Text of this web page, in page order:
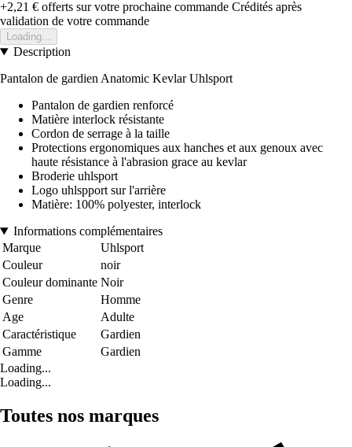
+2,21 € offerts sur votre prochaine commande Crédités après
validation de votre commande
Loading...
Description
Pantalon de gardien Anatomic Kevlar Uhlsport
Pantalon de gardien renforcé
Matière interlock résistante
Cordon de serrage à la taille
Protections ergonomiques aux hanches et aux genoux avec
haute résistance à l'abrasion grace au kevlar
Broderie uhlsport
Logo uhlspport sur l'arrière
Matière: 100% polyester, interlock
Informations complémentaires
Marque
Uhlsport
Couleur
noir
Couleur dominante Noir
Genre
Homme
Age
Adulte
Caractéristique
Gardien
Gamme
Gardien
Loading...
Loading...
Toutes nos marques